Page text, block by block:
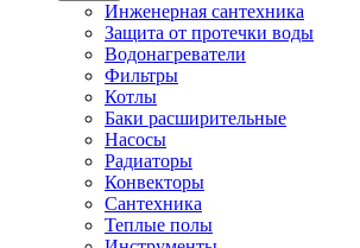
Инженерная сантехника
Защита от протечки воды
Водонагреватели
Фильтры
Котлы
Баки расширительные
Насосы
Радиаторы
Конвекторы
Сантехника
Теплые полы